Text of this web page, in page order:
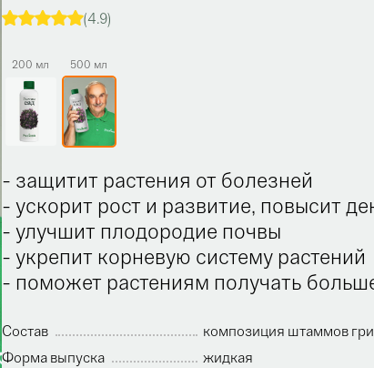
(4.9)
200 мл 500 мл
- защитит растения от болезней
- ускорит рост и развитие, повысит
- улучшит плодородие почвы
- укрепит корневую систему растений
- поможет растениям получать
Состав
композиция штаммов
Форма выпуска
жидкая